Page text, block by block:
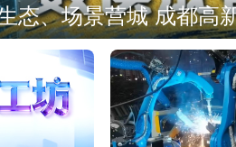
态、场景营城 成都高